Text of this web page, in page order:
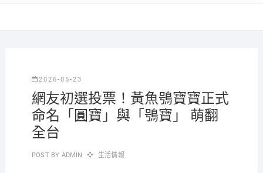
2026-05-23
網友初選投票！黃魚鴞寶寶正式
命名「圓寶」與「鴞寶」 萌翻
全台
POST BY ADMIN 生活情報